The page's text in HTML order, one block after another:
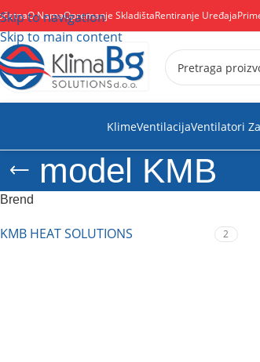
Skip to navigation
Skip to main content
O NamaOpremanje SkladištaRentiranje Uređaja
KlimeVentilacijaVentilatori
model KMB
Brend
KMB HEAT SOLUTIONS 2